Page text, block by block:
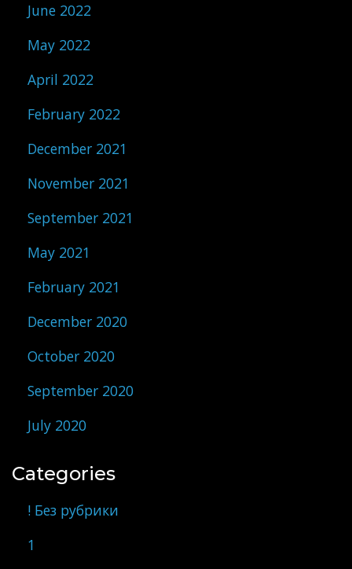
June 2022
May 2022
April 2022
February 2022
December 2021
November 2021
September 2021
May 2021
February 2021
December 2020
October 2020
September 2020
July 2020
Categories
! Без рубрики
1